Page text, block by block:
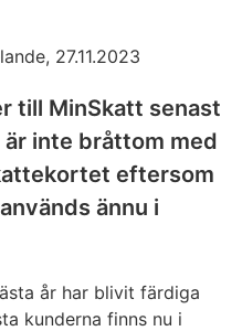
27.11.2023
till MinSkatt senast
inte bråttom med
eftersom
ännu i
år har blivit färdiga
kunderna finns nu i